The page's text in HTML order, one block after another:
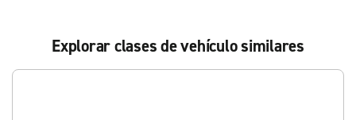
Explorar clases de vehículo similares